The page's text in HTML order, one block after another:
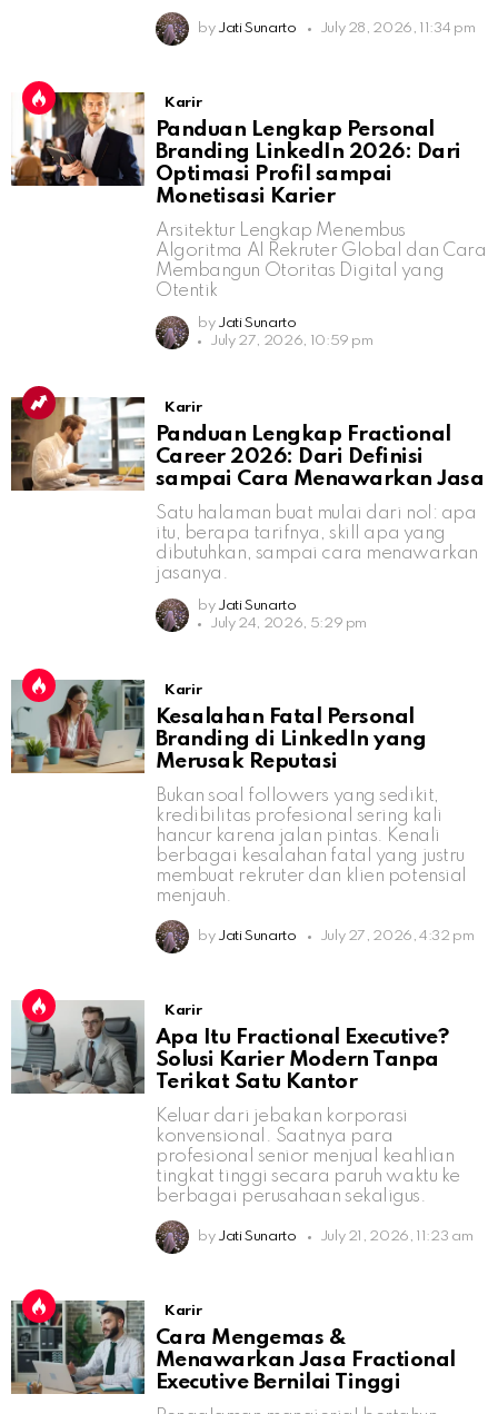
by Jati Sunarto July 28, 2026, 11:34 pm
Karir
Panduan Lengkap Personal
Branding LinkedIn 2026: Dari
Optimasi Profil sampai
Monetisasi Karier
Arsitektur Lengkap Menembus
Algoritma AI Rekruter Global dan Cara
Membangun Otoritas Digital yang
Otentik
by Jati Sunarto
July 27, 2026, 10:59 pm
Karir
Panduan Lengkap Fractional
Career 2026: Dari Definisi
sampai Cara Menawarkan Jasa
Satu halaman buat mulai dari nol: apa
itu, berapa tarifnya, skill apa yang
dibutuhkan, sampai cara menawarkan
jasanya.
by Jati Sunarto
July 24, 2026, 5:29 pm
Karir
Kesalahan Fatal Personal
Branding di LinkedIn yang
Merusak Reputasi
Bukan soal followers yang sedikit,
kredibilitas profesional sering kali
hancur karena jalan pintas. Kenali
berbagai kesalahan fatal yang justru
membuat rekruter dan klien potensial
menjauh.
by Jati Sunarto July 27, 2026, 4:32 pm
Karir
Apa Itu Fractional Executive?
Solusi Karier Modern Tanpa
Terikat Satu Kantor
Keluar dari jebakan korporasi
konvensional. Saatnya para
profesional senior menjual keahlian
tingkat tinggi secara paruh waktu ke
berbagai perusahaan sekaligus.
by Jati Sunarto July 21, 2026, 11:23 am
Karir
Cara Mengemas &
Menawarkan Jasa Fractional
Executive Bernilai Tinggi